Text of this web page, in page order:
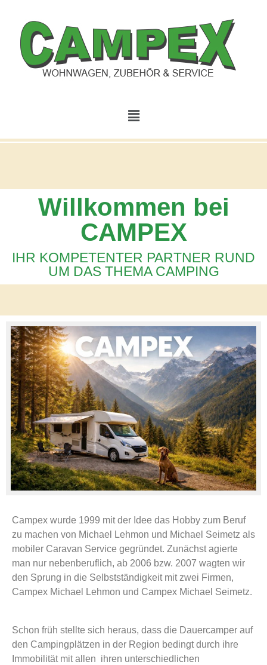
Willkommen bei
CAMPEX
IHR KOMPETENTER PARTNER RUND
UM DAS THEMA CAMPING
Campex wurde 1999 mit der Idee das Hobby zum Beruf
zu machen von Michael Lehmon und Michael Seimetz als
mobiler Caravan Service gegründet. Zunächst agierte
man nur nebenberuflich, ab 2006 bzw. 2007 wagten wir
den Sprung in die Selbstständigkeit mit zwei Firmen,
Campex Michael Lehmon und Campex Michael Seimetz.
Schon früh stellte sich heraus, dass die Dauercamper auf
den Campingplätzen in der Region bedingt durch ihre
Immobilität mit allen ihren unterschiedlichen